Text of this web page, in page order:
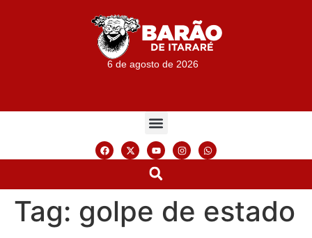
6 de agosto de 2026
Tag: golpe de estado